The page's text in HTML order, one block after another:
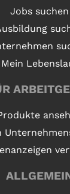
Jobs suchen
Mein